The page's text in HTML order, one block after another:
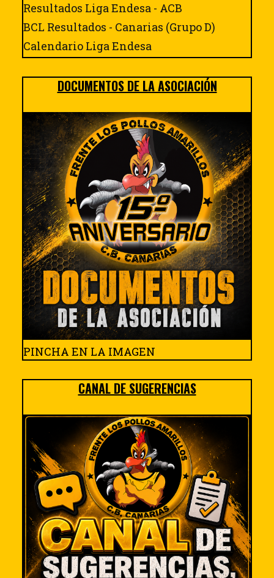
Resultados Liga Endesa - ACB
BCL Resultados - Canarias (Grupo D)
Calendario Liga Endesa
DOCUMENTOS DE LA ASOCIACIÓN
PINCHA EN LA IMAGEN
CANAL DE SUGERENCIAS